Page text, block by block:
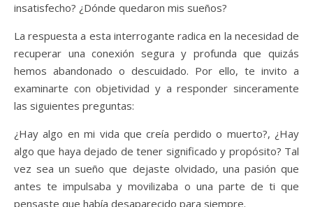
insatisfecho? ¿Dónde quedaron mis sueños?
La respuesta a esta interrogante radica en la necesidad de
recuperar una conexión segura y profunda que quizás
hemos abandonado o descuidado. Por ello, te invito a
examinarte con objetividad y a responder sinceramente
las siguientes preguntas:
¿Hay algo en mi vida que creía perdido o muerto?, ¿Hay
algo que haya dejado de tener significado y propósito? Tal
vez sea un sueño que dejaste olvidado, una pasión que
antes te impulsaba y movilizaba o una parte de ti que
pensaste que había desaparecido para siempre.